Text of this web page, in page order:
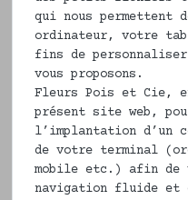
pourriez-vous
pantalons à
Pourquoi une
pantalon uni
l'inverse ?
Questions de
style ?
qui nous permettent
ordinateur, votre
fins de
vous proposons.
Fleurs Pois et Cie,
présent site web,
l’implantation d’un
de votre terminal
mobile etc.) afin de
navigation fluide et